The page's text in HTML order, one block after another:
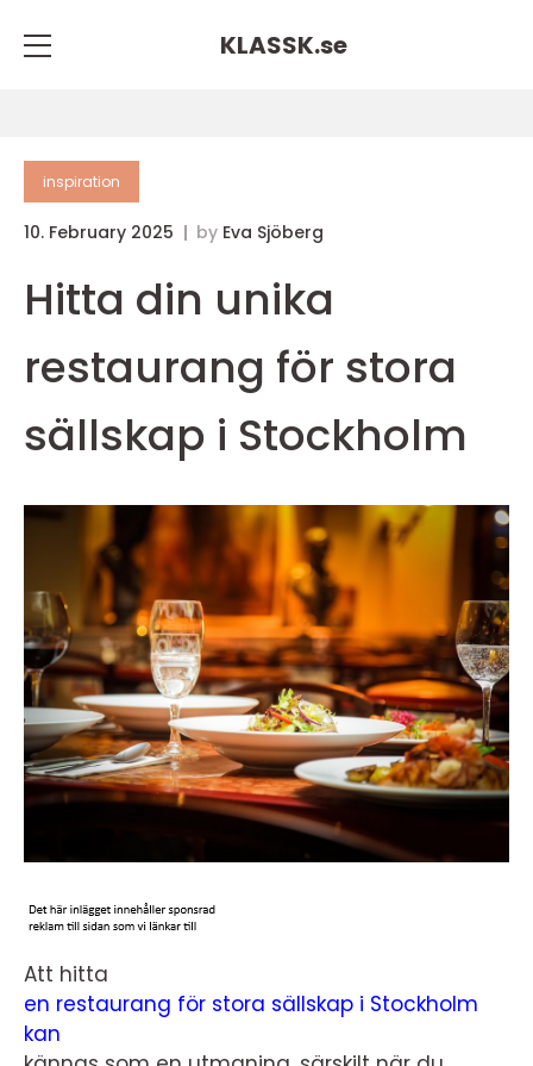
KLASSK.se
inspiration
10. February 2025 by Eva Sjöberg
Hitta din unika
restaurang för stora
sällskap i Stockholm
Att hitta
en restaurang för stora sällskap i Stockholm
kan